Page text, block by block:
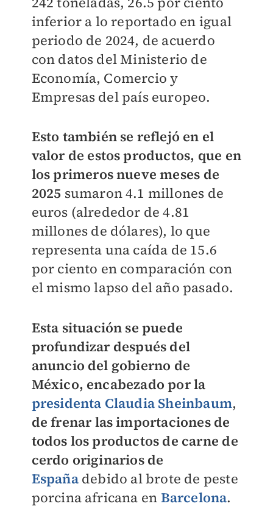
inferior a lo reportado en igual
periodo de 2024, de acuerdo
con datos del Ministerio de
Economía, Comercio y
Empresas del país europeo.
Esto también se reflejó en el
valor de estos productos, que en
los primeros nueve meses de
2025 sumaron 4.1 millones de
euros (alrededor de 4.81
millones de dólares), lo que
representa una caída de 15.6
por ciento en comparación con
el mismo lapso del año pasado.
Esta situación se puede
profundizar después del
anuncio del gobierno de
México, encabezado por la
presidenta Claudia Sheinbaum,
de frenar las importaciones de
todos los productos de carne de
cerdo originarios de
España debido al brote de peste
porcina africana en Barcelona.